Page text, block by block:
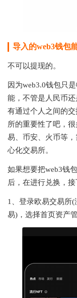
导入的web3钱包
不可以提现的。
因为web3.0钱包只
能，不管是人民币
有通过个人之间的
所的重要性了吧，
易、币安、火币等
心化交易所。
如果想要把web3钱
后，在进行兑换，
1、登录欧易交易所
易)，选择首页资产